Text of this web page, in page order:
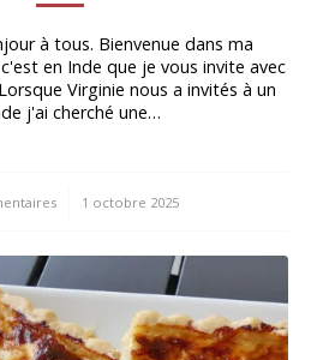
à tous. Bienvenue dans ma
en Inde que je vous invite avec
Virginie nous a invités à un
j'ai cherché une…
1 octobre 2025